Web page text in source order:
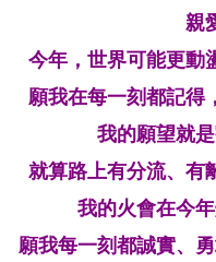
親
今年，世界可能更動
願我在每一刻都記得
我的願望就
就算路上有分流、有
我的火會在今
願我每一刻都誠實、